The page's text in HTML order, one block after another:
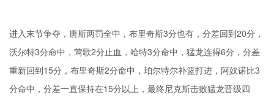
进入末节争夺，唐斯两罚全中，布里奇斯3分也有，分差回到20分，
沃尔特3分命中，莺歌2分止血，哈特3分命中，猛龙连得6分，分差
重新回到15分，布里奇斯2分命中，珀尔特尔补篮打进，阿奴诺比3
分命中，分差一直保持在15分以上，最终尼克斯击败猛龙晋级四